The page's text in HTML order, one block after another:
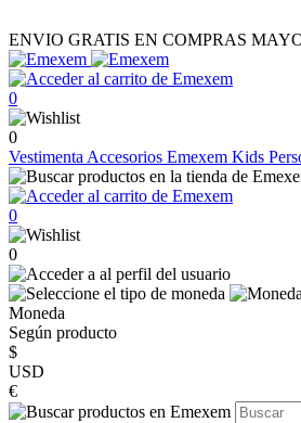
ENVIO GRATIS EN COMPRAS
0
0
Vestimenta Accesorios Emexem Kids
0
0
Moneda
Según producto
$
USD
€